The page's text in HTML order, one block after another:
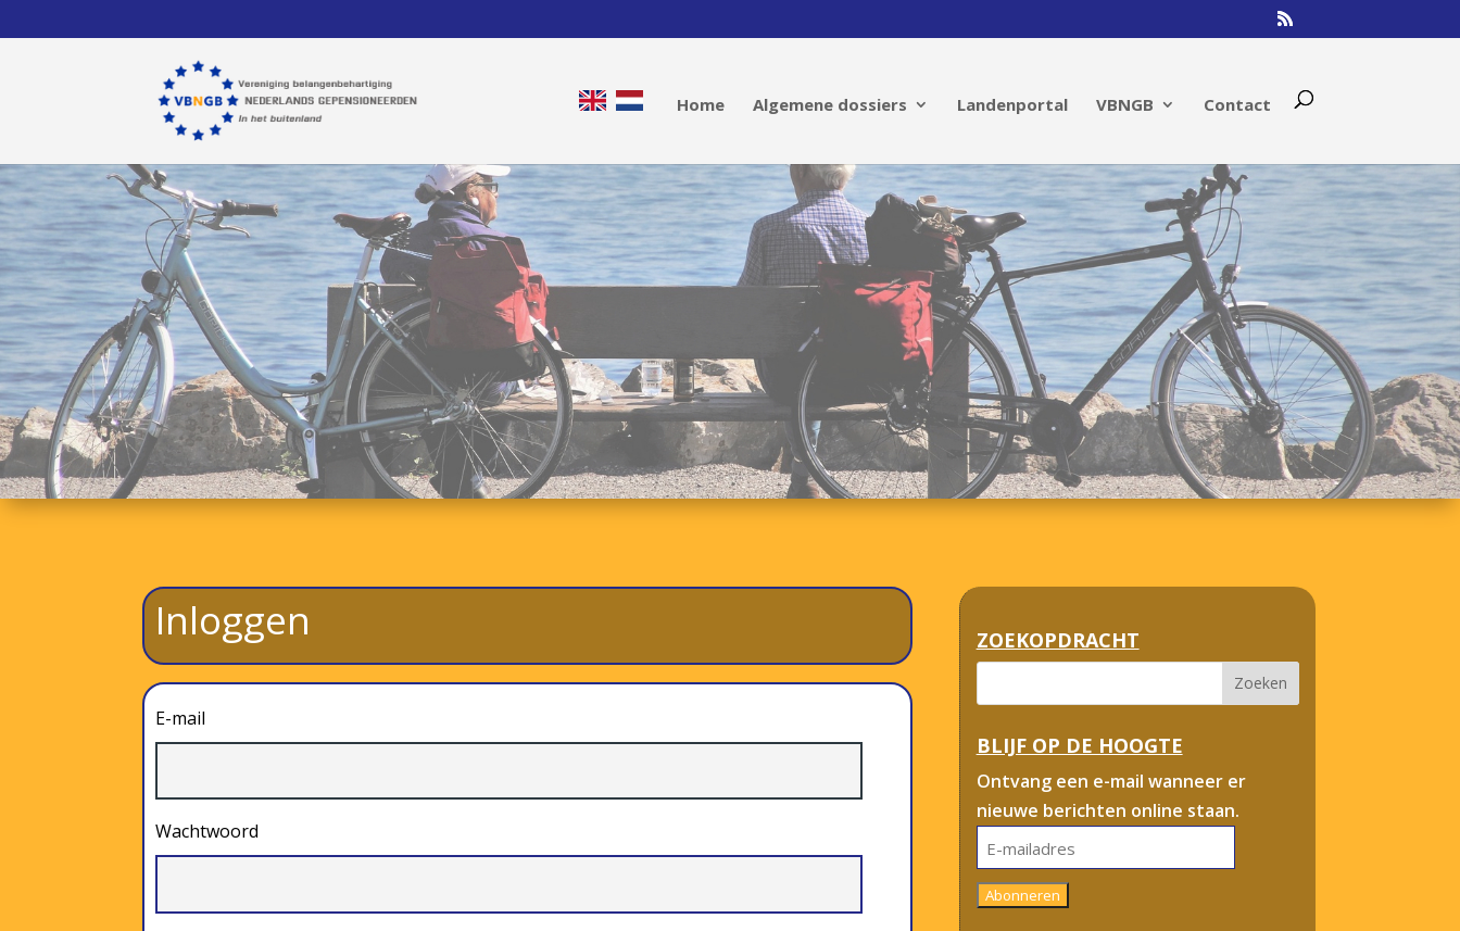
Home Algemene dossiers Landenportal VBNGB Contact
Inloggen
E-mail
Wachtwoord
ZOEKOPDRACHT
BLIJF OP DE HOOGTE
Ontvang een e-mail wanneer er
nieuwe berichten online staan.
E-
mailadres
Abonneren